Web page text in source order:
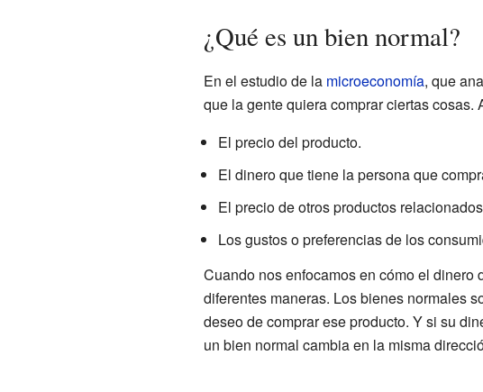
¿Qué es un bien normal?
En el estudio de la microeconomía, que
que la gente quiera comprar ciertas
El precio del producto.
El dinero que tiene la persona que
El precio de otros productos
Los gustos o preferencias de los
Cuando nos enfocamos en cómo el dinero
diferentes maneras. Los bienes normales
deseo de comprar ese producto. Y si su
un bien normal cambia en la misma